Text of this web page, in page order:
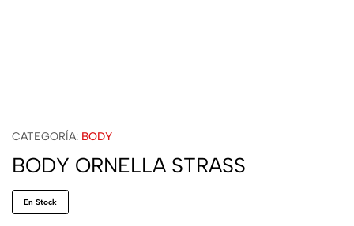
CATEGORÍA: BODY
BODY ORNELLA STRASS
En Stock